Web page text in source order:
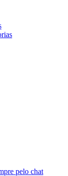
pelo chat